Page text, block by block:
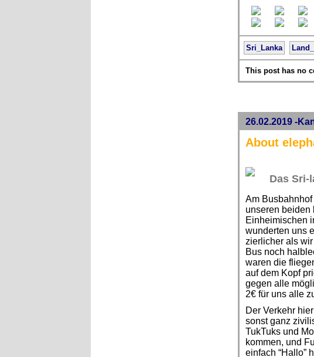
Sri_Lanka
This post has no
26.02.2019 -
About
Das Sri-
Am
unseren beiden
Einheimischen
wunderten uns
zierlicher als
Bus noch
waren die
auf dem Kopf
gegen alle
2€ für uns alle
Der Verkehr
sonst ganz
TukTuks und
kommen, und
einfach “Hallo”